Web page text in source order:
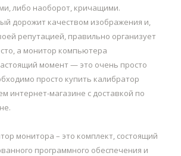
либо наоборот, кричащими.
дорожит качеством изображения и,
репутацией, правильно организует
а монитор компьютера
момент — это очень просто
просто купить калибратор
интернет-магазине с доставкой по
монитора – это комплект, состоящий
программного обеспечения и